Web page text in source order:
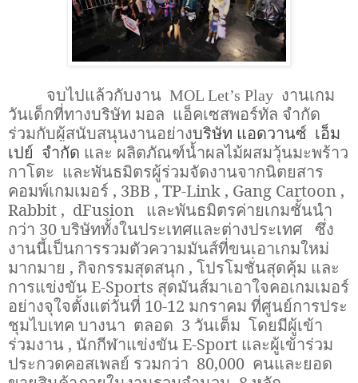
จบไปแล้วกับงาน MOL Let’s Play งานเกม
วันเด็กที่ทางบริษัท มอล แอ็คเซสพอร์ทัล จำกัด
ร่วมกับผู้สนับสนุนงานอย่างบริษัท แอดวานซ์ เอ็ม
เปย์ จำกัด และ ผลิตภัณฑ์น้ำผลไม้ผสมวุ้นมะพร้าว
กาโตะ และพันธมิตรผู้ร่วมจัดงานจากนิตยสาร
คอมพ์เกมเมอร์ , 3BB , TP-Link , Gang Cartoon ,
Rabbit , dFusion
และพันธมิตรค่ายเกมชั้นนำ
กว่า 30บริษัททั้งในประเทศและต่างประเทศ ซึ่ง
งานนี้เป็นการรวมตัวความมันส์ที่ขนเอาเกมใหม่
มากมาย , กิจกรรมสุดสนุก , โปรโมชั่นสุดคุ้ม และ
การแข่งขัน E-Sports สุดมันส์มาเอาใจคอเกมเมอร์
อย่างจุใจตั้งแต่วันที่ 10-12 มกราคม ที่ศูนย์การประ
ชุมไบเทค บางนา ตลอด 3 วันเต็ม โดยมีผู้เข้า
ร่วมงาน , นักกีฬาแข่งขัน E-Sport และผู้เข้าร่วม
ประกวดคอสเพลย์ รวมกว่า 80,000 คนและยอด